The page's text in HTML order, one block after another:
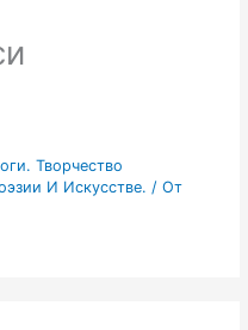
Творчество
И Искусстве. / От